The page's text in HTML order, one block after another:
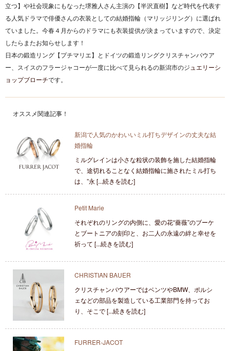
立つ】や社会現象にもなった堺雅人さん主演の【半沢直樹】など時代を代表す
る人気ドラマで俳優さんの衣装としての結婚指輪（マリッジリング）に選ばれ
ていました。今春４月からのドラマにも衣装提供が決まっていますので、決定
したらまたお知らせします！
日本の鍛造リング【プチマリエ】とドイツの鍛造リングクリスチャンバウア
ー、スイスのフラージャコーが一度に比べて見られるの新潟市のジ ュエリーシ
ョップブローチです。
オススメ関連記事！
新潟で人気のかわいいミル打ちデザインの丈夫な結
婚指輪
ミルグレインは小さな粒状の装飾を施した結婚指輪
で、途切れることなく結婚指輪に施されたミル打ち
は、”永 [...続きを読む]
Petit Marie
それぞれのリングの内側に、愛の花“薔薇”のブーケ
とブートニアの刻印と、お二人の永遠の絆と幸せを
祈って [...続きを読む]
CHRISTIAN BAUER
クリスチャンバウアーではベンツやBMW、ポルシ
ェなどの部品を製造している工業部門を持ってお
り、そこで [...続きを読む]
FURRER-JACOT